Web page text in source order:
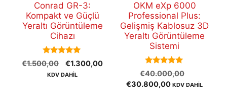
Conrad GR-3:
Kompakt ve Güçlü
Yeraltı Görüntüleme
Cihazı
5.00
out of 5
€1.500,00
Orijinal
fiyat:
€1.300,00Şu
KDV DAHİL
OKM eXp 6000
Professional Plus:
Gelişmiş Kablosuz 3D
Yeraltı Görüntüleme
Sistemi
5.00
out of 5
€40.000,00
fiyat:
€30.800,00Şu
KDV DAHİL